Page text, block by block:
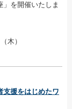
」を開催いたしま
木）
支援をはじめたワ